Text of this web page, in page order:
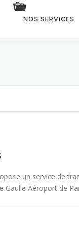
NOS SERVICES
un service de
Gaulle Aéroport de